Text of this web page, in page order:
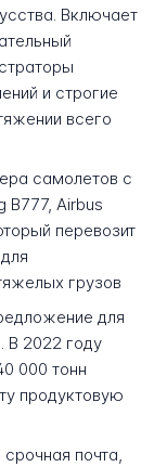
Включает
и строгие
всего
самолетов с
B777, Airbus
перевозит
грузов
для
В 2022 году
000 тонн
продуктовую
почта,